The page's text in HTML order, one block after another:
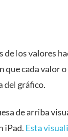
los valores
que cada valor
del gráfico.
de arriba
iPad. Esta